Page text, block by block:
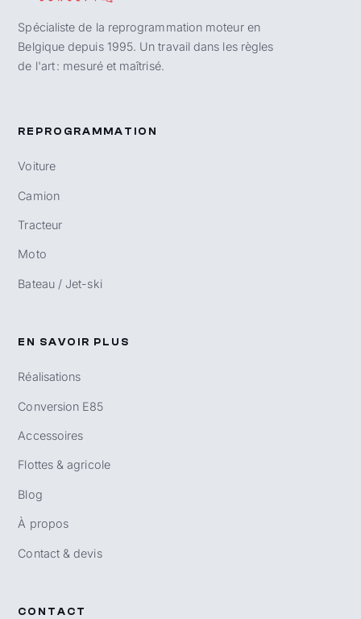
Spécialiste de la reprogrammation moteur en
Belgique depuis 1995. Un travail dans les règles
de l'art : mesuré et maîtrisé.
REPROGRAMMATION
Voiture
Camion
Tracteur
Moto
Bateau / Jet-ski
EN SAVOIR PLUS
Réalisations
Conversion E85
Accessoires
Flottes & agricole
Blog
À propos
Contact & devis
CONTACT